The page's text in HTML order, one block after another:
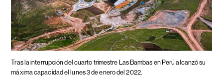
Tras la interrupción del cuarto trimestre Las Bambas en Perú alcanzó su
máxima capacidad el lunes 3 de enero del 2022.